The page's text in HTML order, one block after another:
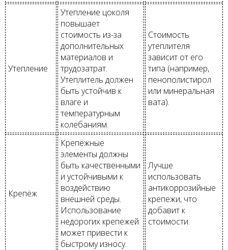
Утепление
Утепление цоколя
повышает
стоимость из-за
дополнительных
материалов и
трудозатрат.
Утеплитель должен
быть устойчив к
влаге и
температурным
колебаниям.
Стоимость
утеплителя
зависит от его
типа (например,
пенополистирол
или минеральная
вата).
Крепёж
Крепёжные
элементы должны
быть качественными
и устойчивыми к
воздействию
внешней среды.
Использование
недорогих крепежей
может привести к
быстрому износу.
Лучше
использовать
антикоррозийные
крепежи, что
добавит к
стоимости.